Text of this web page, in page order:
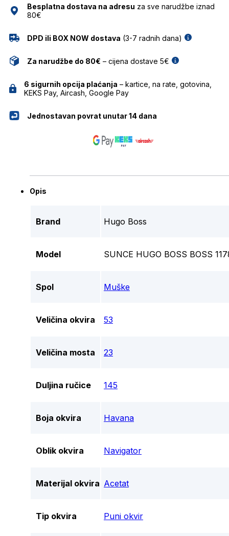
Besplatna dostava na adresu za sve narudžbe iznad
80€
DPD ili BOX NOW dostava (3-7 radnih dana)
Za narudžbe do 80€ – cijena dostave 5€
6 sigurnih opcija plaćanja – kartice, na rate, gotovina,
KEKS Pay, Aircash, Google Pay
Jednostavan povrat unutar 14 dana
Opis
Brand Hugo Boss
Model SUNCE HUGO BOSS BOSS
Spol Muške
Veličina okvira 53
Veličina mosta 23
Duljina ručice 145
Boja okvira Havana
Oblik okvira Navigator
Materijal okvira Acetat
Tip okvira Puni okvir